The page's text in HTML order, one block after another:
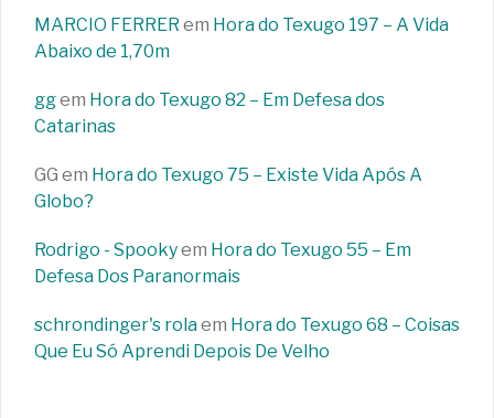
MARCIO FERRER em Hora do Texugo 197 – A Vida
Abaixo de 1,70m
ggem Hora do Texugo 82 – Em Defesa dos
Catarinas
GG em Hora do Texugo 75 – Existe Vida Após A
Globo?
Rodrigo - Spookyem Hora do Texugo 55 – Em
Defesa Dos Paranormais
schrondinger's rolaem Hora do Texugo 68 – Coisas
Que Eu Só Aprendi Depois De Velho